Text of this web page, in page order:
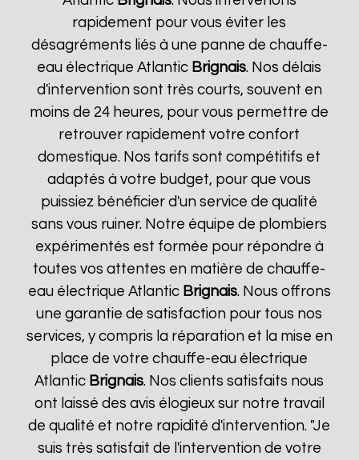
rapidement pour vous éviter les
désagréments liés à une panne de chauffe-
eau électrique Atlantic Brignais. Nos délais
d'intervention sont très courts, souvent en
moins de 24 heures, pour vous permettre de
retrouver rapidement votre confort
domestique. Nos tarifs sont compétitifs et
adaptés à votre budget, pour que vous
puissiez bénéficier d'un service de qualité
sans vous ruiner. Notre équipe de plombiers
expérimentés est formée pour répondre à
toutes vos attentes en matière de chauffe-
eau électrique Atlantic Brignais. Nous offrons
une garantie de satisfaction pour tous nos
services, y compris la réparation et la mise en
place de votre chauffe-eau électrique
Atlantic Brignais. Nos clients satisfaits nous
ont laissé des avis élogieux sur notre travail
de qualité et notre rapidité d'intervention. "Je
suis très satisfait de l'intervention de votre